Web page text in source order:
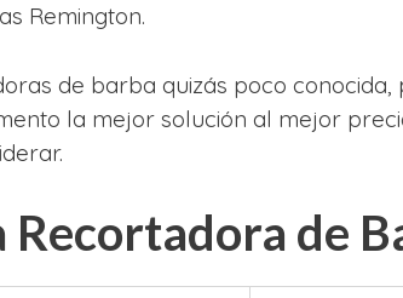
Remington.
de barba quizás poco conocida,
la mejor solución al mejor
de